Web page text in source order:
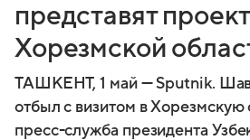
представят
Хорезмской
ТАШКЕНТ, 1 май — Sputnik.
отбыл с визитом в Хорезмскую
пресс-служба президента